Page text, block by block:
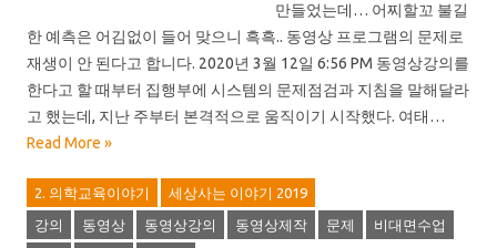
만들었는데… 어찌할꼬 불길
한 예측은 어김없이 들어 맞으니 흑흑.. 동영상 프로그램의 문제로
재생이 안 된다고 합니다. 2020년 3월 12일 6:56 PM 동영상강의를
한다고 할 때부터 집행부에 시스템의 문제점검과 지침을 말해달라
고 했는데, 지난 주부터 본격적으로 움직이기 시작했다. 여태…
Read More »
2. 의학교육이야기 세상사는 이야기 2019
강의 동영상 동영상강의 동영상제작 문제 비대면수업